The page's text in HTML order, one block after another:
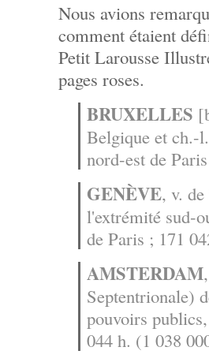
Nous avions
comment étaient
Petit Larousse
pages roses.
BRUXELLES
Belgique et ch.-
nord-est de
GENÈVE, v.
l'extrémité sud-
de Paris ; 171
AMSTERDAM
Septentrionale)
pouvoirs
044 h. (1 038